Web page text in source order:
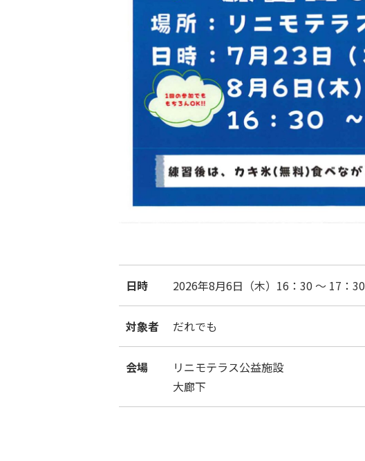
日時 2026年8月6日（木）16：30 ～ 17：30
対象者 だれでも
会場
リニモテラス公益施設
大廊下